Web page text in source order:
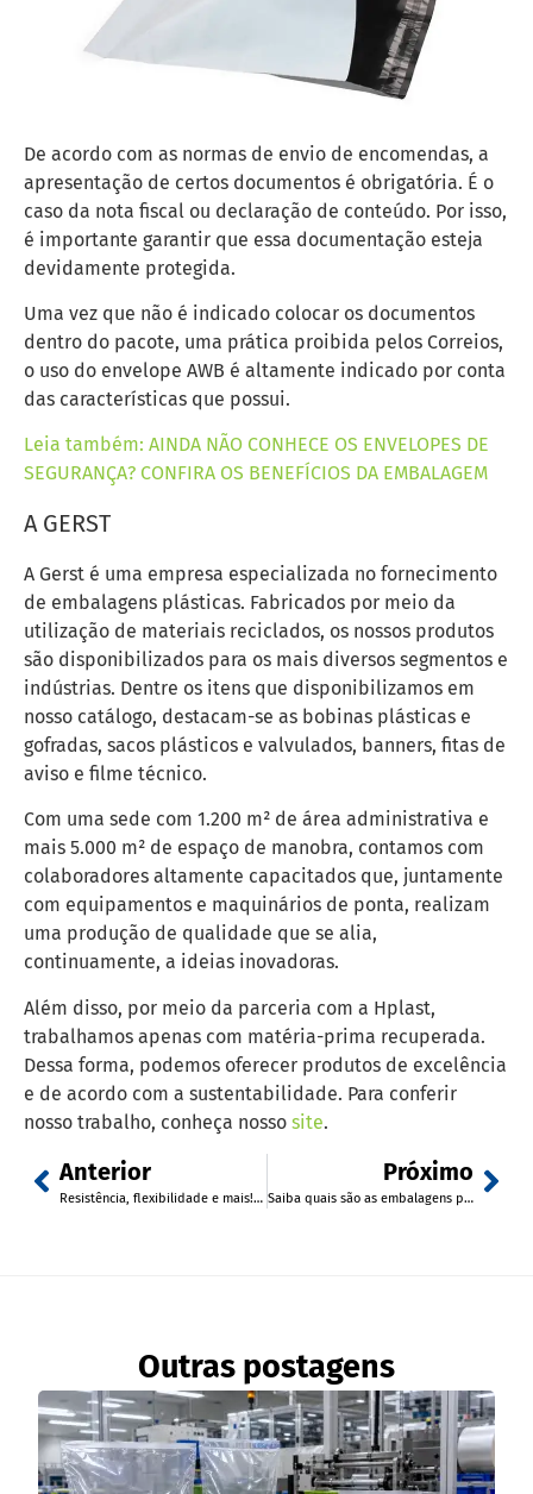
De acordo com as normas de envio de encomendas, a
apresentação de certos documentos é obrigatória. É o
caso da nota fiscal ou declaração de conteúdo. Por isso,
é importante garantir que essa documentação esteja
devidamente protegida.
Uma vez que não é indicado colocar os documentos
dentro do pacote, uma prática proibida pelos Correios,
o uso do envelope AWB é altamente indicado por conta
das características que possui.
Leia também: AINDA NÃO CONHECE OS ENVELOPES DE
SEGURANÇA? CONFIRA OS BENEFÍCIOS DA EMBALAGEM
A GERST
A Gerst é uma empresa especializada no fornecimento
de embalagens plásticas. Fabricados por meio da
utilização de materiais reciclados, os nossos produtos
são disponibilizados para os mais diversos segmentos e
indústrias. Dentre os itens que disponibilizamos em
nosso catálogo, destacam-se as bobinas plásticas e
gofradas, sacos plásticos e valvulados, banners, fitas de
aviso e filme técnico.
Com uma sede com 1.200 m² de área administrativa e
mais 5.000 m² de espaço de manobra, contamos com
colaboradores altamente capacitados que, juntamente
com equipamentos e maquinários de ponta, realizam
uma produção de qualidade que se alia,
continuamente, a ideias inovadoras.
Além disso, por meio da parceria com a Hplast,
trabalhamos apenas com matéria-prima recuperada.
Dessa forma, podemos oferecer produtos de excelência
e de acordo com a sustentabilidade. Para conferir
nosso trabalho, conheça nosso site.
Anterior
Resistência, flexibilidade e mais! Conheça os benefícios da bobina plástica para as embalagens
Próximo
Saiba quais são as embalagens plásticas mais recomendadas para o e-commerce
Outras postagens